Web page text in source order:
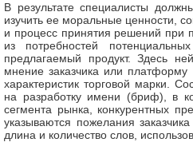
В результате специалисты
изучить ее моральные ценности,
и процесс принятия решений при
из потребностей
предлагаемый продукт. Здесь
мнение заказчика или
характеристик торговой марки.
на разработку имени (бриф), в
сегмента рынка, конкурентных
указываются пожелания
длина и количество слов,